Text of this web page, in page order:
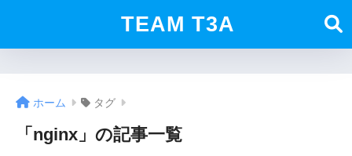
TEAM T3A
ホーム タグ
「nginx」の記事一覧